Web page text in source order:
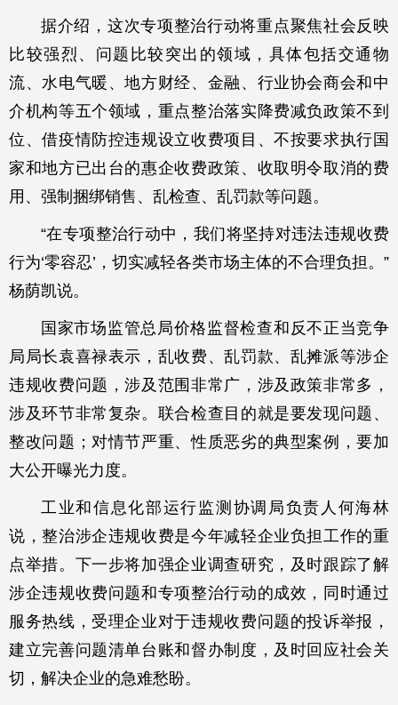
据介绍，这次专项整治行动将重点聚焦社会反映
比较强烈、问题比较突出的领域，具体包括交通物
流、水电气暖、地方财经、金融、行业协会商会和中
介机构等五个领域，重点整治落实降费减负政策不到
位、借疫情防控违规设立收费项目、不按要求执行国
家和地方已出台的惠企收费政策、收取明令取消的费
用、强制捆绑销售、乱检查、乱罚款等问题。
“在专项整治行动中，我们将坚持对违法违规收费
行为‘零容忍’，切实减轻各类市场主体的不合理负担。”
杨荫凯说。
国家市场监管总局价格监督检查和反不正当竞争
局局长袁喜禄表示，乱收费、乱罚款、乱摊派等涉企
违规收费问题，涉及范围非常广，涉及政策非常多，
涉及环节非常复杂。联合检查目的就是要发现问题、
整改问题；对情节严重、性质恶劣的典型案例，要加
大公开曝光力度。
工业和信息化部运行监测协调局负责人何海林
说，整治涉企违规收费是今年减轻企业负担工作的重
点举措。下一步将加强企业调查研究，及时跟踪了解
涉企违规收费问题和专项整治行动的成效，同时通过
服务热线，受理企业对于违规收费问题的投诉举报，
建立完善问题清单台账和督办制度，及时回应社会关
切，解决企业的急难愁盼。